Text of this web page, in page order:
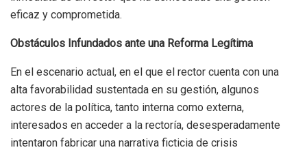
eficaz y comprometida.
Obstáculos Infundados ante una Reforma Legítima
En el escenario actual, en el que el rector cuenta con una
alta favorabilidad sustentada en su gestión, algunos
actores de la política, tanto interna como externa,
interesados en acceder a la rectoría, desesperadamente
intentaron fabricar una narrativa ficticia de crisis